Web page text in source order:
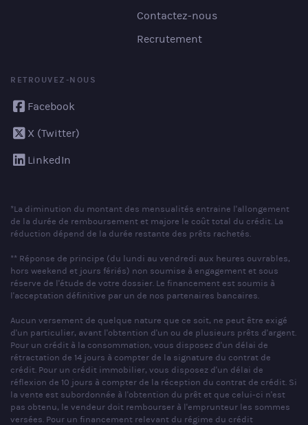
Contactez-nous
Recrutement
RETROUVEZ-NOUS
Facebook
X (Twitter)
LinkedIn
*La diminution du montant des mensualités entraine l'allongement
de la durée de remboursement et majore le coût total du crédit. La
réduction dépend de la durée restante des prêts rachetés.
** Réponse de principe (du lundi au vendredi aux heures ouvrables,
hors weekend et jours fériés) non soumise à engagement et sous
réserve de l'étude de votre dossier. Le financement est soumis à
l'acceptation définitive par un de nos partenaires bancaires.
Aucun versement de quelque nature que ce soit, ne peut être exigé
d'un particulier, avant l'obtention d'un ou de plusieurs prêts d'argent.
Pour un crédit à la consommation, vous disposez d'un délai de
rétractation de 14 jours à compter de la signature du contrat de
crédit. Pour un crédit immobilier, vous disposez d'un délai de
réflexion de 10 jours à compter de la réception du contrat de crédit. Si
la vente est subordonnée à l'obtention du prêt et que celui-ci n'est
pas obtenu, le vendeur doit rembourser à l'emprunteur les sommes
versées. Pour un financement relevant du régime du crédit